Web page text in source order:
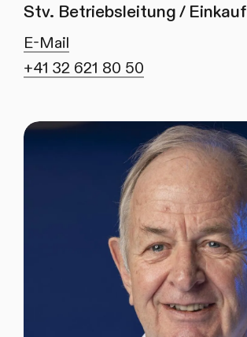
Stv. Betriebsleitung / Einkauf
E-Mail
+41 32 621 80 50